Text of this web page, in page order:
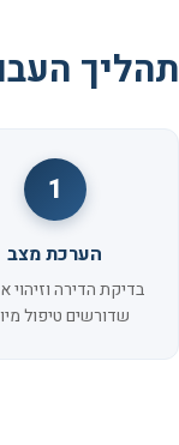
תהליך
1
הערכת מצב
בדיקת הדירה וזיהוי
שדורשים טיפול